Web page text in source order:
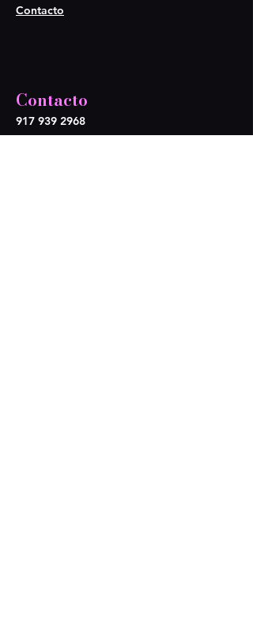
Contacto
Contacto
917 939 2968